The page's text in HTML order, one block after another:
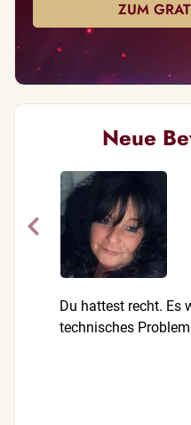
ZUM
Neue
Du hattest recht. Es
technisches